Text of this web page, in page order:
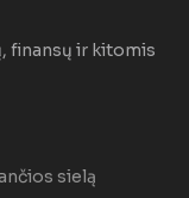
finansų ir kitomis
sielą